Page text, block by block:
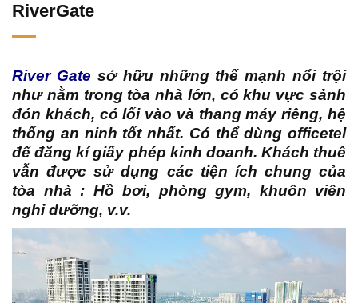
RiverGate
River Gate sở hữu những thế mạnh nổi trội
như nằm trong tòa nhà lớn, có khu vực sảnh
đón khách, có lối vào và thang máy riêng, hệ
thống an ninh tốt nhất. Có thể dùng officetel
để đăng kí giấy phép kinh doanh. Khách thuê
vẫn được sử dụng các tiện ích chung của
tòa nhà : Hồ bơi, phòng gym, khuôn viên
nghỉ dưỡng, v.v.